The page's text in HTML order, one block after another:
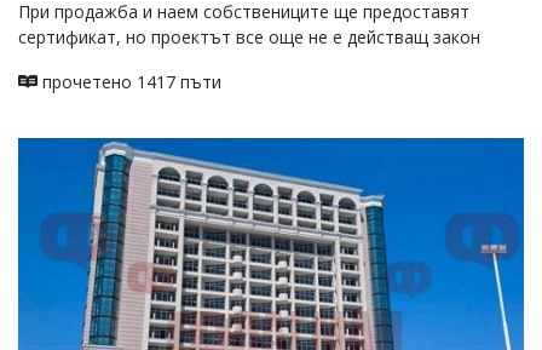
При продажба и наем собствениците ще предоставят
сертификат, но проектът все още не е действащ закон
прочетено 1417 пъти